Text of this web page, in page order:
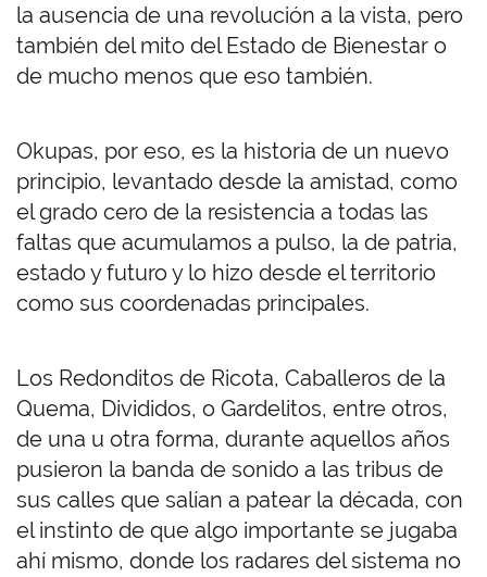
la ausencia de una revolución a la vista, pero
también del mito del Estado de Bienestar o
de mucho menos que eso también.
Okupas, por eso, es la historia de un nuevo
principio, levantado desde la amistad, como
el grado cero de la resistencia a todas las
faltas que acumulamos a pulso, la de patria,
estado y futuro y lo hizo desde el territorio
como sus coordenadas principales.
Los Redonditos de Ricota, Caballeros de la
Quema, Divididos, o Gardelitos, entre otros,
de una u otra forma, durante aquellos años
pusieron la banda de sonido a las tribus de
sus calles que salían a patear la década, con
el instinto de que algo importante se jugaba
ahí mismo, donde los radares del sistema no